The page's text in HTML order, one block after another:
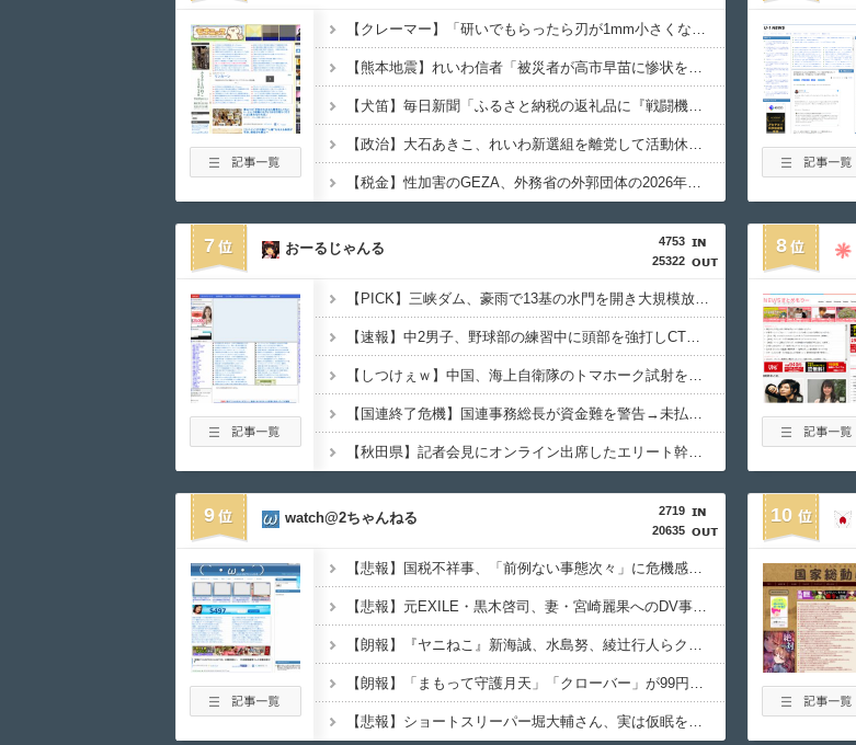
【クレーマー】「研いでもらったら刃が1mm小さくなった」 刃物店「刃の欠けを直して研ぎ上げる以上、物理的に鉄が削れてサイズが変わるのは当たり前なんですが…」
【熊本地震】れいわ信者「被災者が高市早苗に惨状を訴えようとしたら男に阻止された！」 ネット「“日蓮大聖人”だの叫んでるカルト信者を近づけないようにしてるだけ」
【犬笛】毎日新聞「ふるさと納税の返礼品に『戦闘機の清掃体験』」→サヨク発狂「徴兵制ガー！」…ネット「どういう論理構造を立てた結果その思考に至ったんだ？」
【政治】大石あきこ、れいわ新選組を離党して活動休止…「スジは通します」とは何だったのか
【税金】性加害のGEZA、外務省の外郭団体の2026年度準公金事業に選ばれていた…ネット「首相を小馬鹿にしながら公金に群がってたの？」「右手で補助金もらいながら左手で反政府」
7
4753
25322
おーるじゃんる
【PICK】三峡ダム、豪雨で13基の水門を開き大規模放流開始か 下流の工場地帯に洪水流入で崩壊はじまる
【速報】中2男子、野球部の練習中に頭部を強打しCT検査→70代医師「問題ないです」→中学生死亡「他人のCT画像みてました」
【しつけぇｗ】中国、海上自衛隊のトマホーク試射を批判「周辺の安全保障上の脅威を口実に再軍備を加速している」
【国連終了危機】国連事務総長が資金難を警告→未払い額を見た世界3位負担の日本側から厳しい声→では誰が払っていないのか言え
【秋田県】記者会見にオンライン出席したエリート幹部職員、バスローブ姿でタバコを吸いながら説明 県が聞き取りへ
8
9
2719
20635
watch@2ちゃんねる
【悲報】国税不祥事、「前例ない事態次々」に危機感 「パパ活」、情報漏えいも
【悲報】元EXILE・黒木啓司、妻・宮崎麗果へのDV事案で逮捕されていた！宮崎は全身打撲、頭部裂傷及び打撲、頸部損傷・・・
【朗報】『ヤニねこ』新海誠、水島努、綾辻行人らクリエイターが絶賛ｗｗｗｗｗｗｗｗｗ
【朗報】「まもって守護月天」「クローバー」が99円セールｗｗｗｗｗｗｗｗｗｗｗｗ
【悲報】ショートスリーパー堀大輔さん、実は仮眠を取っていたｗｗｗｗｗｗｗｗｗｗｗｗｗｗｗ
10